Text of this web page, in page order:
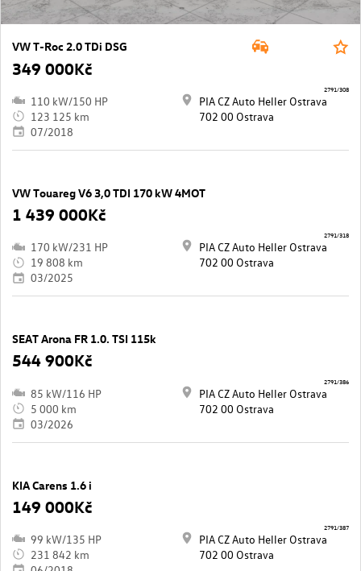
VW T-Roc 2.0 TDi DSG
349 000Kč
110 kW/150 HP
123 125 km
07/2018
PIA CZ Auto Heller Ostrava
702 00 Ostrava
2791/308
VW Touareg V6 3,0 TDI 170 kW 4MOT
1 439 000Kč
170 kW/231 HP
19 808 km
03/2025
PIA CZ Auto Heller Ostrava
702 00 Ostrava
2791/318
SEAT Arona FR 1.0. TSI 115k
544 900Kč
85 kW/116 HP
5 000 km
03/2026
PIA CZ Auto Heller Ostrava
702 00 Ostrava
2791/386
KIA Carens 1.6 i
149 000Kč
99 kW/135 HP
231 842 km
PIA CZ Auto Heller Ostrava
702 00 Ostrava
2791/387